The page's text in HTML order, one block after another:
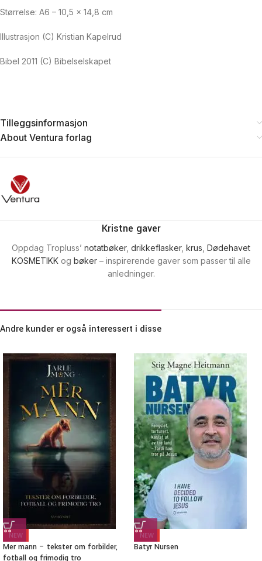
Størrelse: A6 – 10,5 x 14,8 cm
Illustrasjon (C) Kristian Kapelrud
Bibel 2011 (C) Bibelselskapet
Tilleggsinformasjon
About Ventura forlag
Kristne gaver
Oppdag Tropluss’ notatbøker, drikkeflasker, krus Dødehavet
KOSMETIKKog bøker– inspirerende gaver som passer til alle
anledninger.
Andre kunder er også interessert i disse
NEW
Mer mann – tekster om forbilder,
fotball og frimodig tro
NEW
Batyr Nursen